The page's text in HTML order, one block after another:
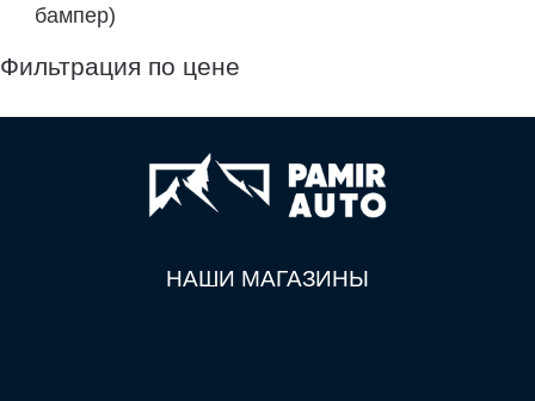
бампер)
Фильтрация по цене
НАШИ МАГАЗИНЫ